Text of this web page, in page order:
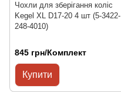
Чохли для зберігання коліс
Kegel XL D17-20 4 шт (5-3422-
248-4010)
845 грн/Комплект
Купити